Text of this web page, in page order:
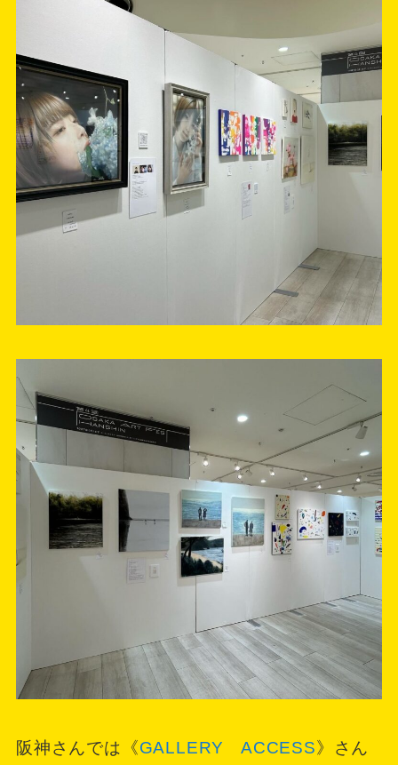
阪神さんでは《GALLERY ACCESS》さん